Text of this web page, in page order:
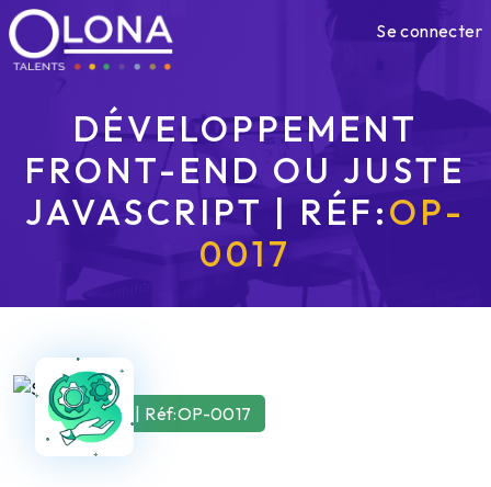
Se connecter
DÉVELOPPEMENT
FRONT-END OU JUSTE
JAVASCRIPT | RÉF:OP-
0017
Prestation | Réf:OP-0017